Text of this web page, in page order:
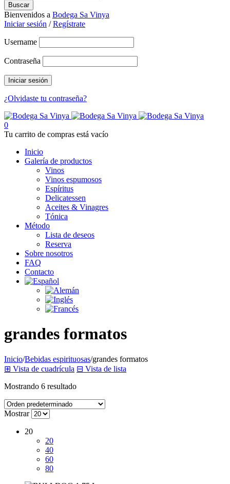
Bienvenidos a Bodega Sa Vinya
Iniciar sesión /Regístrate
Username
Contraseña
¿Olvidaste tu contraseña?
0
Tu carrito de compras está vacío
Inicio
Galería de productos
Vinos
Vinos espumosos
Espíritus
Delicatessen
Aceites & Vinagres
Tónica
Método
Lista de deseos
Reserva
Sobre nosotros
FAQ
Contacto
grandes formatos
Inicio/Bebidas espirituosas/grandes formatos
⊞ Vista de cuadrícula ⊟ Vista de lista
Mostrando 6 resultado
Mostrar
20
20
40
60
80